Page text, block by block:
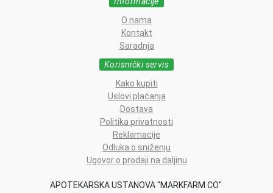
O nama
Kontakt
Saradnja
Korisnički servis
Kako kupiti
Uslovi plaćanja
Dostava
Politika privatnosti
Reklamacije
Odluka o sniženju
Ugovor o prodaji na daljinu
APOTEKARSKA USTANOVA "MARKFARM CO"